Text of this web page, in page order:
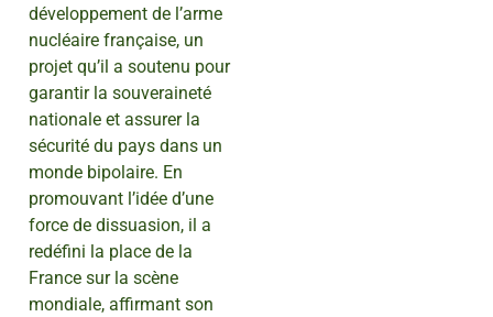
développement de l’arme
nucléaire française, un
projet qu’il a soutenu pour
garantir la souveraineté
nationale et assurer la
sécurité du pays dans un
monde bipolaire. En
promouvant l’idée d’une
force de dissuasion, il a
redéfini la place de la
France sur la scène
mondiale, affirmant son